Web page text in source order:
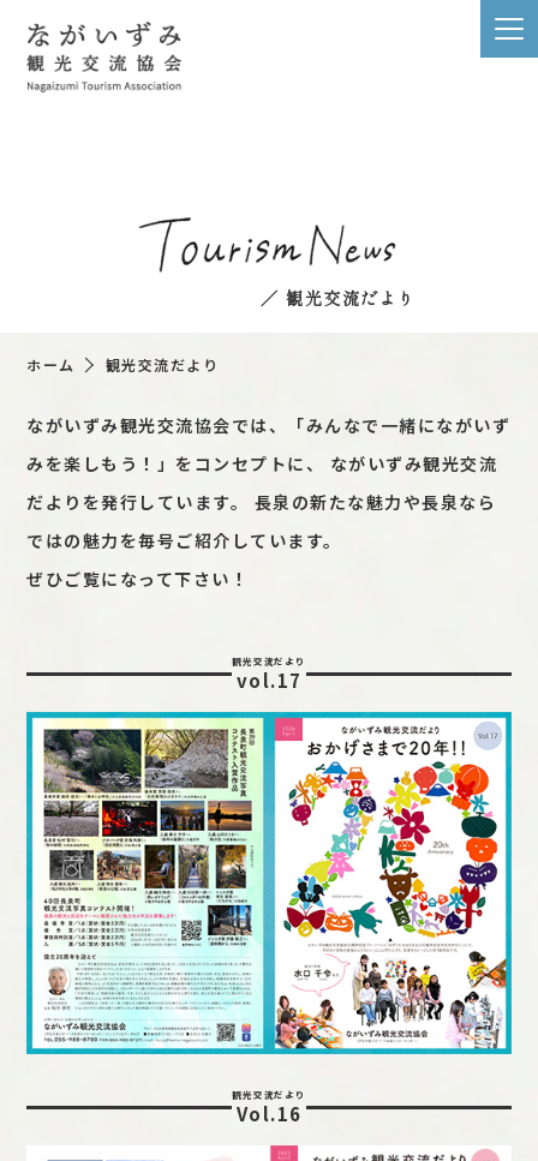
／ 観光交流だより
ホーム 観光交流だより
ながいずみ観光交流協会では、「みんなで一緒にながいず
みを楽しもう！」をコンセプトに、
ながいずみ観光交流
だよりを発行しています。
長泉の新たな魅力や長泉なら
ではの魅力を毎号ご紹介しています。
ぜひご覧になって下さい！
観光交流だより
vol.17
観光交流だより
Vol.16